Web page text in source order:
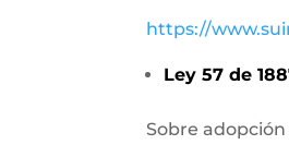
https://
Ley 57 de
Sobre